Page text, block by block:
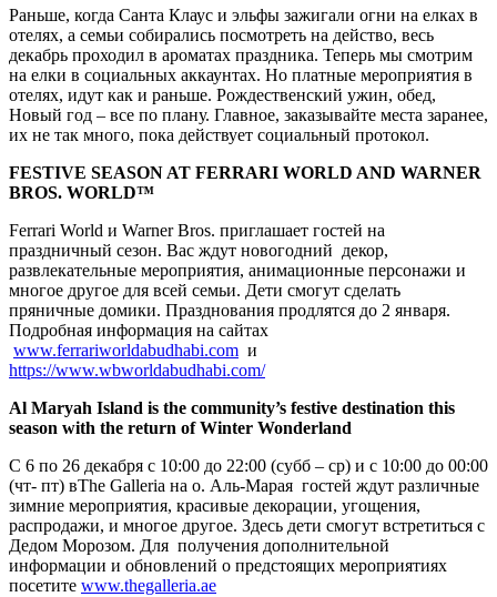
Раньше, когда Санта Клаус и эльфы зажигали огни на елках в
отелях, а семьи собирались посмотреть на действо, весь
декабрь проходил в ароматах праздника. Теперь мы смотрим
на елки в социальных аккаунтах. Но платные мероприятия в
отелях, идут как и раньше. Рождественский ужин, обед,
Новый год – все по плану. Главное, заказывайте места заранее,
их не так много, пока действует социальный протокол.
FESTIVE SEASON AT FERRARI WORLD AND WARNER
BROS. WORLD™
Ferrari World и Warner Bros. приглашает гостей на
праздничный сезон. Вас ждут новогодний декор,
развлекательные мероприятия, анимационные персонажи и
многое другое для всей семьи. Дети смогут сделать
пряничные домики. Празднования продлятся до 2 января.
Подробная информация на сайтах
www.ferrariworldabudhabi.com и
https://www.wbworldabudhabi.com/
Al Maryah Island is the community’s festive destination this
season with the return of Winter Wonderland
С 6 по 26 декабря с 10:00 до 22:00 (субб – ср) и с 10:00 до 00:00
(чт- пт) вThe Galleria на о. Аль-Марая гостей ждут различные
зимние мероприятия, красивые декорации, угощения,
распродажи, и многое другое. Здесь дети смогут встретиться с
Дедом Морозом. Для получения дополнительной
информации и обновлений о предстоящих мероприятиях
посетите www.thegalleria.ae